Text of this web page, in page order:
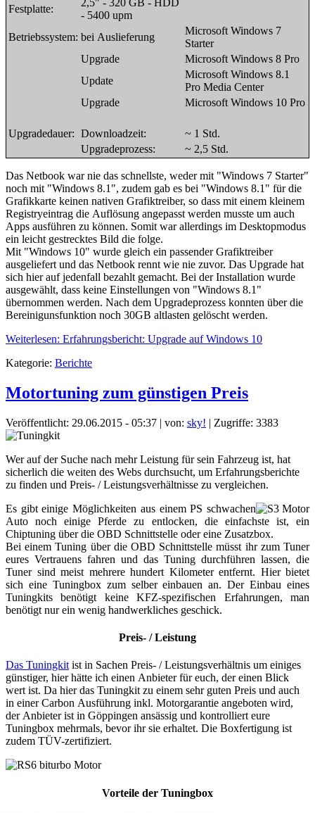
Festplatte:
2,5" - 320 GB - HDD
- 5400 upm
Betriebssystem: bei Auslieferung
Microsoft Windows 7
Starter
Upgrade
Microsoft Windows 8 Pro
Update
Microsoft Windows 8.1
Pro Media Center
Upgrade
Microsoft Windows 10 Pro
Upgradedauer: Downloadzeit:
~ 1 Std.
Upgradeprozess:
~ 2,5 Std.
Das Netbook war nie das schnellste, weder mit "Windows 7 Starter"
noch mit "Windows 8.1", zudem gab es bei "Windows 8.1" für die
Grafikkarte keinen nativen Grafiktreiber, so dass mit einem kleinem
Registryeintrag die Auflösung angepasst werden musste um auch
Apps ausführen zu können. Somit war allerdings im Desktopmodus
ein leicht gestrecktes Bild die folge.
Mit "Windows 10" wurde gleich ein passender Grafiktreiber
ausgeliefert und das Netbook rennt wie nie zuvor. Das Upgrade hat
sich hier auf jedenfall bezahlt gemacht. Bei der Installation wurde
ausgewählt, dass keine Einstellungen von "Windows 8.1"
übernommen werden. Nach dem Upgradeprozess konnten über die
Bereinigunsfunktion noch 30GB altlasten gelöscht werden.
Weiterlesen: Erfahrungsbericht: Upgrade auf Windows 10
Kategorie: Berichte
Motortuning zum günstigen Preis
Veröffentlicht: 29.06.2015 - 05:37 | von: sky! | Zugriffe: 3383
Wer auf der Suche nach mehr Leistung für sein Fahrzeug ist, hat
sicherlich die weiten des Webs durchsucht, um Erfahrungsberichte
zu finden und Preis- / Leistungsverhältnisse zu vergleichen.
Es gibt einige Möglichkeiten aus einem PS schwachen
Auto noch einige Pferde zu entlocken, die einfachste ist, ein
Chiptuning über die OBD Schnittstelle oder eine Zusatzbox.
Bei einem Tuning über die OBD Schnittstelle müsst ihr zum Tuner
eures Vertrauens fahren und das Tuning durchführen lassen, die
Tuner sind meist mehrere hundert Kilometer entfernt. Hier bietet
sich eine Tuningbox zum selber einbauen an. Der Einbau eines
Tuningkits benötigt keine KFZ-spezifischen Erfahrungen, man
benötigt nur ein wenig handwerkliches geschick.
Preis- / Leistung
Das Tuningkit ist in Sachen Preis- / Leistungsverhältnis um einiges
günstiger, hier hätte ich einen Anbieter für euch, der einen Blick
wert ist. Da hier das Tuningkit zu einem sehr guten Preis und auch
in einer Carbon Ausführung inkl. Motorgarantie angeboten wird,
der Anbieter ist in Göppingen ansässig und kontrolliert eure
Tuningbox mehrmals, bevor ihr sie erhaltet. Die Boxfertigung ist
zudem TÜV-zertifiziert.
Vorteile der Tuningbox